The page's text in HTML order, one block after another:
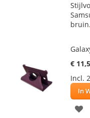
bruin.
€
Incl.
In